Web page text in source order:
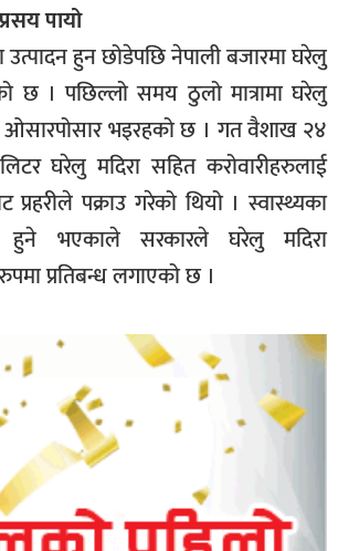
पायो
हुन छोडेपछि नेपाली बजारमा घरेलु
छ । पछिल्लो समय ठुलो मात्रामा घरेलु
ओसारपोसार भइरहको छ । गत वैशाख २४
घरेलु मदिरा सहित करोवारीहरुलाई
प्रहरीले पक्राउ गरेको थियो । स्वास्थ्यका
हुने भएकाले सरकारले घरेलु मदिरा
प्रतिबन्ध लगाएको छ ।